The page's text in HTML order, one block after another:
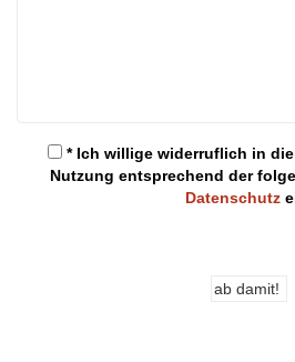
* Ich willige widerruflich in
Nutzung entsprechend der
Datenschutz